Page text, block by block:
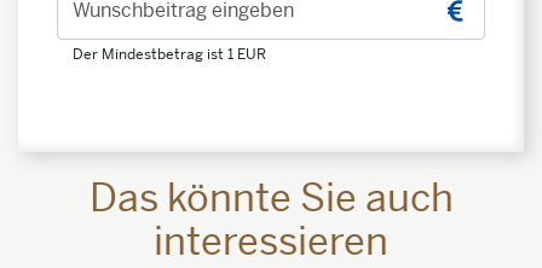
Wunschbeitrag eingeben
Der Mindestbetrag ist 1 EUR
Das könnte Sie auch
interessieren